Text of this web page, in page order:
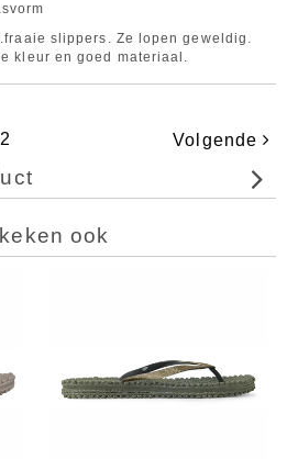
slippers. Ze lopen geweldig.
kleur en goed materiaal.
2 Volgende
ook